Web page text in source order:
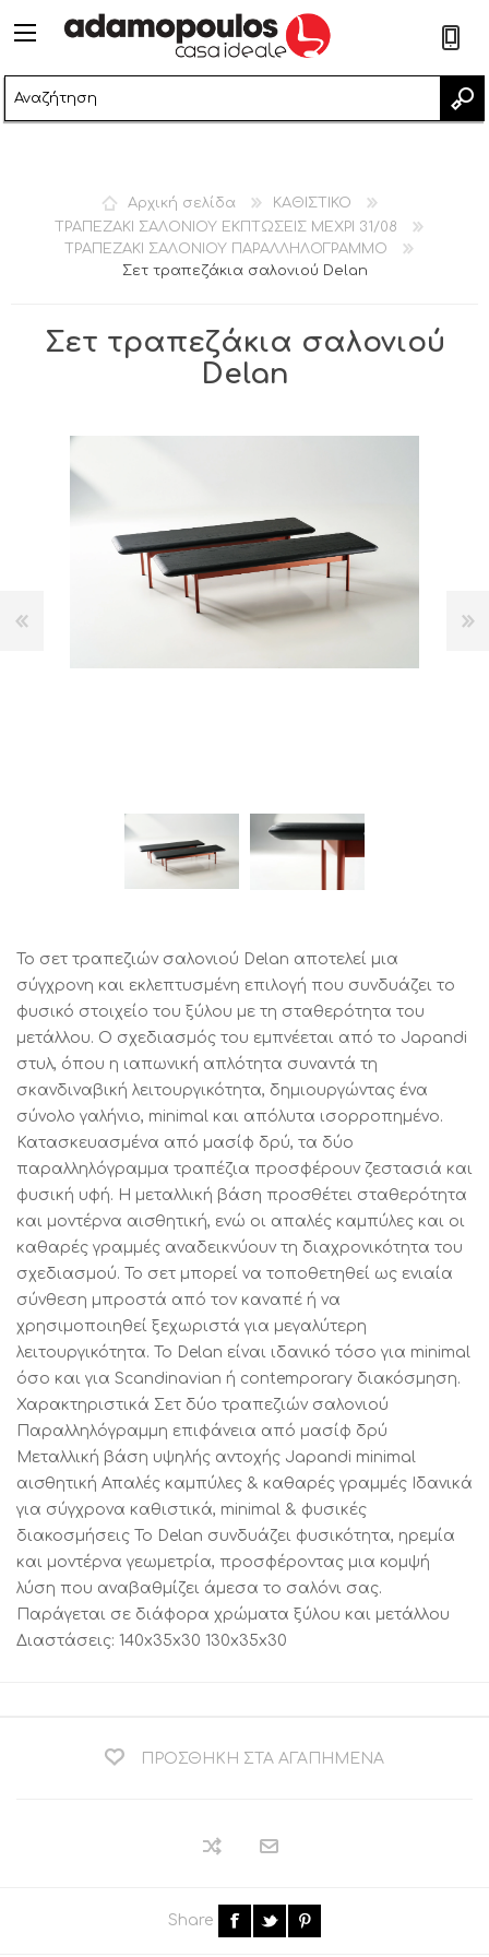
Αρχική σελίδα
ΚΑΘΙΣΤΙΚΟ
ΤΡΑΠΕΖΑΚΙ ΣΑΛΟΝΙΟΥ ΕΚΠΤΩΣΕΙΣ ΜΕΧΡΙ 31/08
ΤΡΑΠΕΖΑΚΙ ΣΑΛΟΝΙΟΥ ΠΑΡΑΛΛΗΛΟΓΡΑΜΜO
Σετ τραπεζάκια σαλονιού Delan
Σετ τραπεζάκια σαλονιού
Delan
Το σετ τραπεζιών σαλονιού Delan αποτελεί μια
σύγχρονη και εκλεπτυσμένη επιλογή που συνδυάζει το
φυσικό στοιχείο του ξύλου με τη σταθερότητα του
μετάλλου. Ο σχεδιασμός του εμπνέεται από το Japandi
στυλ, όπου η ιαπωνική απλότητα συναντά τη
σκανδιναβική λειτουργικότητα, δημιουργώντας ένα
σύνολο γαλήνιο, minimal και απόλυτα ισορροπημένο.
Κατασκευασμένα από μασίφ δρύ, τα δύο
παραλληλόγραμμα τραπέζια προσφέρουν ζεστασιά και
φυσική υφή. Η μεταλλική βάση προσθέτει σταθερότητα
και μοντέρνα αισθητική, ενώ οι απαλές καμπύλες και οι
καθαρές γραμμές αναδεικνύουν τη διαχρονικότητα του
σχεδιασμού. Το σετ μπορεί να τοποθετηθεί ως ενιαία
σύνθεση μπροστά από τον καναπέ ή να
χρησιμοποιηθεί ξεχωριστά για μεγαλύτερη
λειτουργικότητα. Το Delan είναι ιδανικό τόσο για minimal
όσο και για Scandinavian ή contemporary διακόσμηση.
Χαρακτηριστικά Σετ δύο τραπεζιών σαλονιού
Παραλληλόγραμμη επιφάνεια από μασίφ δρύ
Μεταλλική βάση υψηλής αντοχής Japandi minimal
αισθητική Απαλές καμπύλες & καθαρές γραμμές Ιδανικά
για σύγχρονα καθιστικά, minimal & φυσικές
διακοσμήσεις Το Delan συνδυάζει φυσικότητα, ηρεμία
και μοντέρνα γεωμετρία, προσφέροντας μια κομψή
λύση που αναβαθμίζει άμεσα το σαλόνι σας.
Παράγεται σε διάφορα χρώματα ξύλου και μετάλλου
Διαστάσεις: 140x35x30 130x35x30
ΠΡΟΣΘΉΚΗ ΣΤΑ ΑΓΑΠΗΜΈΝΑ
Share